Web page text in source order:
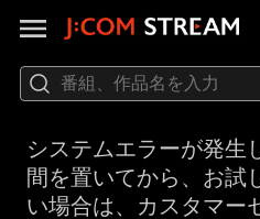
システムエラーが発生
間を置いてから、お試
い場合は、カスタマー